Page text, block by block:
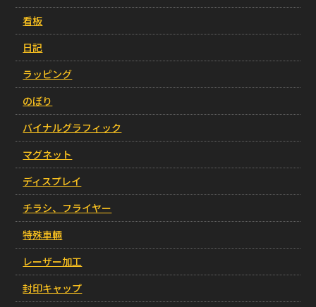
看板
日記
ラッピング
のぼり
バイナルグラフィック
マグネット
ディスプレイ
チラシ、フライヤー
特殊車輛
レーザー加工
封印キャップ